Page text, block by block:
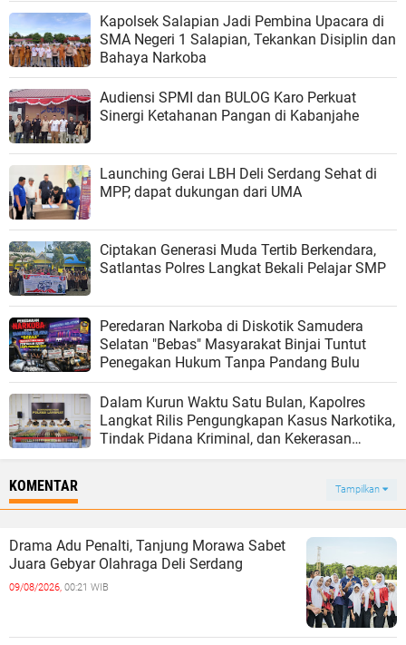
Kapolsek Salapian Jadi Pembina Upacara di
SMA Negeri 1 Salapian, Tekankan Disiplin dan
Bahaya Narkoba
Audiensi SPMI dan BULOG Karo Perkuat
Sinergi Ketahanan Pangan di Kabanjahe
Launching Gerai LBH Deli Serdang Sehat di
MPP, dapat dukungan dari UMA
Ciptakan Generasi Muda Tertib Berkendara,
Satlantas Polres Langkat Bekali Pelajar SMP
Peredaran Narkoba di Diskotik Samudera
Selatan "Bebas" Masyarakat Binjai Tuntut
Penegakan Hukum Tanpa Pandang Bulu
Dalam Kurun Waktu Satu Bulan, Kapolres
Langkat Rilis Pengungkapan Kasus Narkotika,
Tindak Pidana Kriminal, dan Kekerasan
KOMENTAR
Tampilkan
Drama Adu Penalti, Tanjung Morawa Sabet
Juara Gebyar Olahraga Deli Serdang
09/08/2026, 00:21 WIB